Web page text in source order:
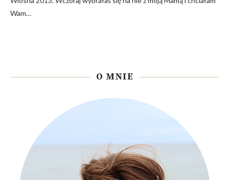
Wam…
O MNIE